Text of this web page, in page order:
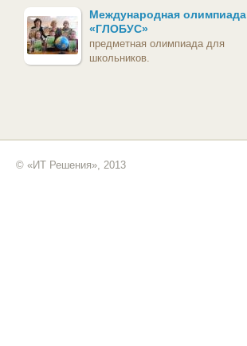
Международная олимпиада
«ГЛОБУС»
предметная олимпиада для
школьников.
© «ИТ Решения», 2013